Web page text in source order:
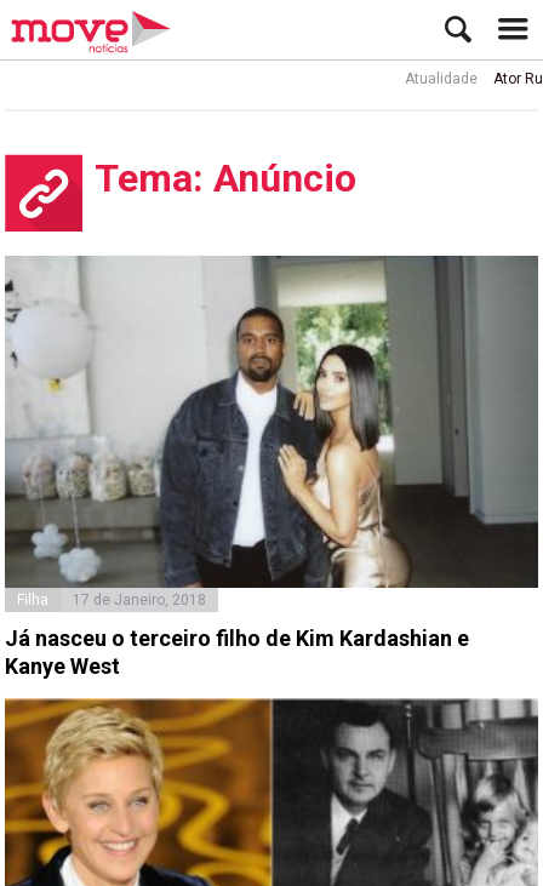
Ator Rui de Sá
Tema: Anúncio
Filha 17 de Janeiro, 2018
Já nasceu o terceiro filho de Kim Kardashian e
Kanye West